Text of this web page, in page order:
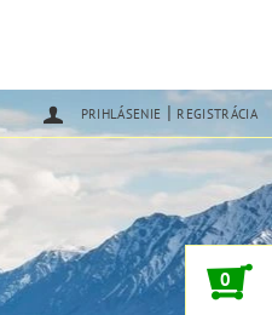
PRIHLÁSENIE | REGISTRÁCIA
0